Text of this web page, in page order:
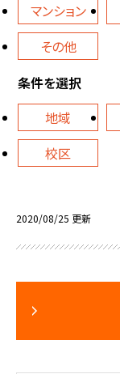
マンション
その他
条件を選択
地域
校区
2020/08/25 更新